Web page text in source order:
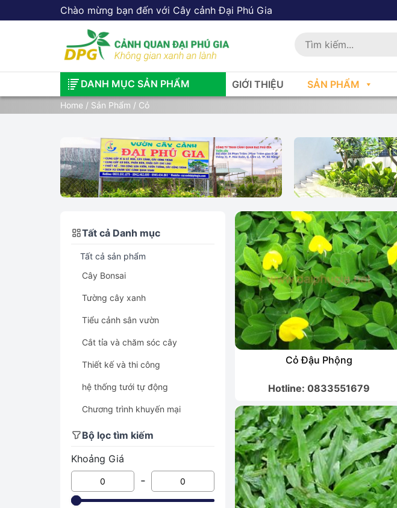
Chào mừng bạn đến với Cây cảnh Đại Phú Gia
DANH MỤC SẢN PHẨM GIỚI THIỆU SẢN PHẨM
Home / Sản Phẩm / Cỏ
Tất cả Danh mục
Tất cả sản phẩm
Cây Bonsai
Tường cây xanh
Tiểu cảnh sân vườn
Cắt tỉa và chăm sóc cây
Thiết kế và thi công
hệ thống tưới tự động
Chương trình khuyến mại
Cây quà tặng - khai trương
Cây xanh văn phòng - cây nội
thất
Cây cảnh để bàn
Bộ lọc tìm kiếm
Khoảng Giá
-
Cỏ Đậu Phộng
Hotline: 0833551679